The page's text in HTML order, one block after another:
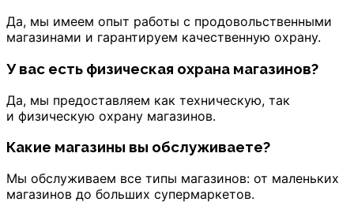
Да, мы имеем опыт работы с продовольственными
магазинами и гарантируем качественную охрану.
У вас есть физическая охрана магазинов?
Да, мы предоставляем как техническую, так
и физическую охрану магазинов.
Какие магазины вы обслуживаете?
Мы обслуживаем все типы магазинов: от маленьких
магазинов до больших супермаркетов.